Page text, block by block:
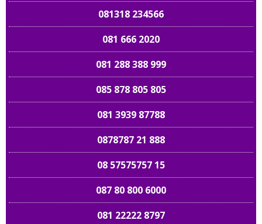
081318 234566
081 666 2020
081 288 388 999
085 878 805 805
081 3939 87788
0878787 21 888
08 57575757 15
087 80 800 6000
081 22222 8797